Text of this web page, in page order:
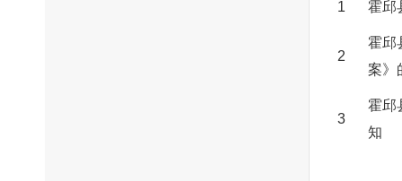
1 霍邱
2
霍邱
案》
3
霍邱
知